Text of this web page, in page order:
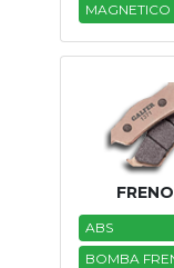
MAGNETICO
ABS
BOMBA